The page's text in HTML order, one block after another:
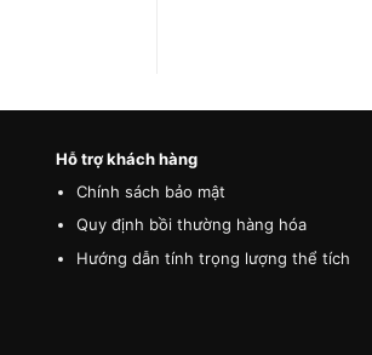
Hỗ trợ khách hàng
Chính sách bảo mật
Quy định bồi thường hàng hóa
Hướng dẫn tính trọng lượng thể tích